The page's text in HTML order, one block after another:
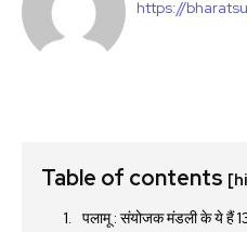
https://
Table of contents
पलामू : संयोजक मंडली के ये हैं